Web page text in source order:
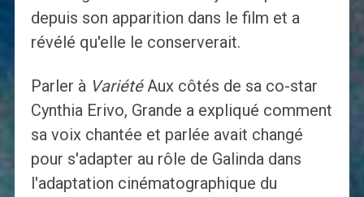
depuis son apparition dans le film et a
révélé qu'elle le conserverait.
Parler à VariétéAux côtés de sa co-star
Cynthia Erivo, Grande a expliqué comment
sa voix chantée et parlée avait changé
pour s'adapter au rôle de Galinda dans
l'adaptation cinématographique du